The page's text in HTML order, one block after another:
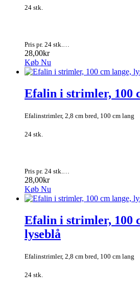
24 stk.
Pris pr. 24 stk.…
28,00kr
Køb Nu
Efalin i strimler, 100
Efalinstrimler, 2,8 cm bred, 100 cm lang
24 stk.
Pris pr. 24 stk.…
28,00kr
Køb Nu
Efalin i strimler, 100
lyseblå
Efalinstrimler, 2,8 cm bred, 100 cm lang
24 stk.